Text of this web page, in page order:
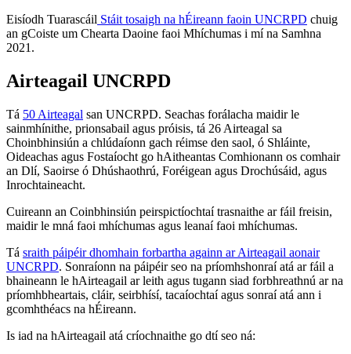
Eisíodh Tuarascáil Stáit tosaigh na hÉireann faoin UNCRPD chuig
an gCoiste um Chearta Daoine faoi Mhíchumas i mí na Samhna
2021.
Airteagail UNCRPD
Tá 50 Airteagal san UNCRPD. Seachas forálacha maidir le
sainmhínithe, prionsabail agus próisis, tá 26 Airteagal sa
Choinbhinsiún a chlúdaíonn gach réimse den saol, ó Shláinte,
Oideachas agus Fostaíocht go hAitheantas Comhionann os comhair
an Dlí, Saoirse ó Dhúshaothrú, Foréigean agus Drochúsáid, agus
Inrochtaineacht.
Cuireann an Coinbhinsiún peirspictíochtaí trasnaithe ar fáil freisin,
maidir le mná faoi mhíchumas agus leanaí faoi mhíchumas.
Tá sraith páipéir dhomhain forbartha againn ar Airteagail aonair
UNCRPD. Sonraíonn na páipéir seo na príomhshonraí atá ar fáil a
bhaineann le hAirteagail ar leith agus tugann siad forbhreathnú ar na
príomhbheartais, cláir, seirbhísí, tacaíochtaí agus sonraí atá ann i
gcomhthéacs na hÉireann.
Is iad na hAirteagail atá críochnaithe go dtí seo ná: